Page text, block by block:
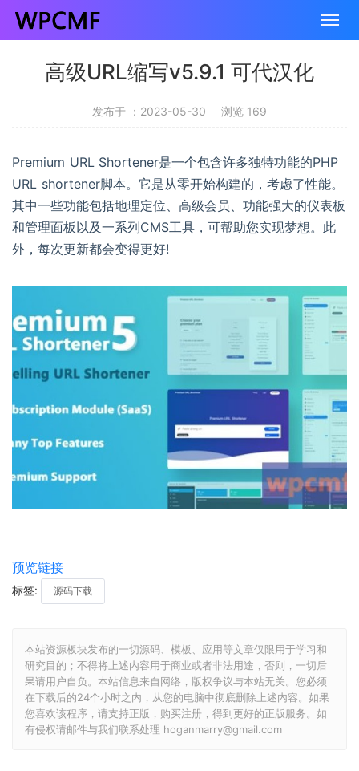
高级URL缩写v5.9.1 可代汉化
发布于 ：2023-05-30 浏览 169
Premium URL Shortener是一个包含许多独特功能的PHP
URL shortener脚本。它是从零开始构建的，考虑了性能。
其中一些功能包括地理定位、高级会员、功能强大的仪表板
和管理面板以及一系列CMS工具，可帮助您实现梦想。此
外，每次更新都会变得更好!
预览链接
标签: 源码下载
本站资源板块发布的一切源码、模板、应用等文章仅限用于学习和
研究目的；不得将上述内容用于商业或者非法用途，否则，一切后
果请用户自负。本站信息来自网络，版权争议与本站无关。您必须
在下载后的24个小时之内，从您的电脑中彻底删除上述内容。如果
您喜欢该程序，请支持正版，购买注册，得到更好的正版服务。如
有侵权请邮件与我们联系处理 hoganmarry@gmail.com